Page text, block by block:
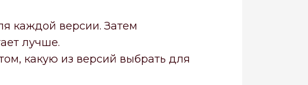
каждой версии. Затем
лучше.
какую из версий выбрать для